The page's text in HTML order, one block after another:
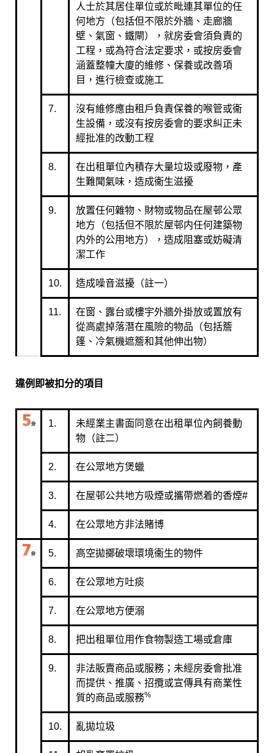
人士於其居住單位或於毗連其單位的任
何地方（包括但不限於外牆、走廊牆
壁、氣窗、鐵閘），就房委會須負責的
工程，或為符合法定要求，或按房委會
涵蓋整幢大廈的維修、保養或改善項
目，進行檢查或施工
7.
沒有維修應由租戶負責保養的喉管或衞
生設備，或沒有按房委會的要求糾正未
經批准的改動工程
8.
在出租單位內積存大量垃圾或廢物，產
生難聞氣味，造成衞生滋擾
9.
放置任何雜物、財物或物品在屋邨公眾
地方（包括但不限於屋邨内任何建築物
内外的公用地方），造成阻塞或妨礙清
潔工作
10. 造成噪音滋擾（註一）
11.
在窗、露台或樓宇外牆外掛放或置放有
從高處掉落潛在風險的物品（包括簷
篷、冷氣機遮簷和其他伸出物）
違例即被扣分的項目
1.
未經業主書面同意在出租單位內飼養動
物（註二）
2. 在公眾地方煲蠟
3. 在屋邨公共地方吸煙或攜帶燃着的香煙#
4. 在公眾地方非法賭博
5. 高空拋擲破壞環境衞生的物件
6. 在公眾地方吐痰
7. 在公眾地方便溺
8. 把出租單位用作食物製造工場或倉庫
9.
非法販賣商品或服務；未經房委會批准
而提供、推廣、招攬或宣傳具有商業性
質的商品或服務%
10. 亂拋垃圾